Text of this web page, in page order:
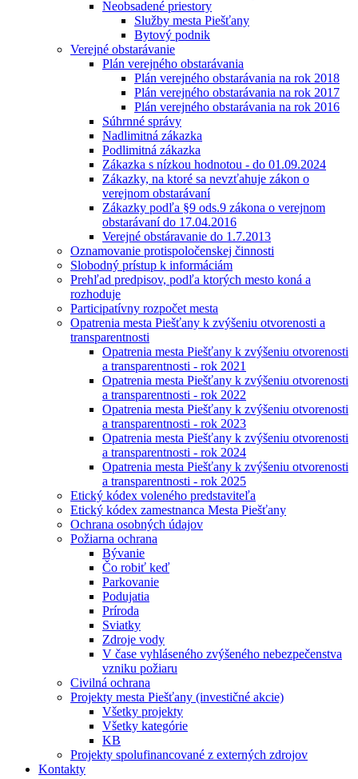
Neobsadené priestory
Služby mesta Piešťany
Bytový podnik
Verejné obstarávanie
Plán verejného obstarávania
Plán verejného obstarávania na rok 2018
Plán verejného obstarávania na rok 2017
Plán verejného obstarávania na rok 2016
Súhrnné správy
Nadlimitná zákazka
Podlimitná zákazka
Zákazka s nízkou hodnotou - do 01.09.2024
Zákazky, na ktoré sa nevzťahuje zákon o
verejnom obstarávaní
Zákazky podľa §9 ods.9 zákona o verejnom
obstarávaní do 17.04.2016
Verejné obstáravanie do 1.7.2013
Oznamovanie protispoločenskej činnosti
Slobodný prístup k informáciám
Prehľad predpisov, podľa ktorých mesto koná a
rozhoduje
Participatívny rozpočet mesta
Opatrenia mesta Piešťany k zvýšeniu otvorenosti a
transparentnosti
Opatrenia mesta Piešťany k zvýšeniu otvorenosti
a transparentnosti - rok 2021
Opatrenia mesta Piešťany k zvýšeniu otvorenosti
a transparentnosti - rok 2022
Opatrenia mesta Piešťany k zvýšeniu otvorenosti
a transparentnosti - rok 2023
Opatrenia mesta Piešťany k zvýšeniu otvorenosti
a transparentnosti - rok 2024
Opatrenia mesta Piešťany k zvýšeniu otvorenosti
a transparentnosti - rok 2025
Etický kódex voleného predstaviteľa
Etický kódex zamestnanca Mesta Piešťany
Ochrana osobných údajov
Požiarna ochrana
Bývanie
Čo robiť keď
Parkovanie
Podujatia
Príroda
Sviatky
Zdroje vody
V čase vyhláseného zvýšeného nebezpečenstva
vzniku požiaru
Civilná ochrana
Projekty mesta Piešťany (investičné akcie)
Všetky projekty
Všetky kategórie
KB
Projekty spolufinancované z externých zdrojov
Kontakty